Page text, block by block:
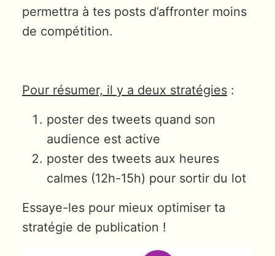
permettra à tes posts d’affronter moins
de compétition.
Pour résumer, il y a deux stratégies :
poster des tweets quand son
audience est active
poster des tweets aux heures
calmes (12h-15h) pour sortir du lot
Essaye-les pour mieux optimiser ta
stratégie de publication !